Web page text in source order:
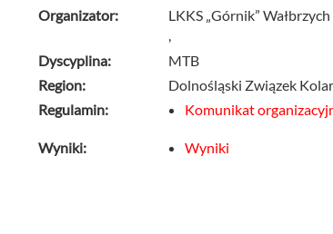
Organizator:
LKKS „Górnik” Wałbrzych
,
Dyscyplina:
MTB
Region:
Dolnośląski Związek
Regulamin:
Komunikat
Wyniki: Wyniki